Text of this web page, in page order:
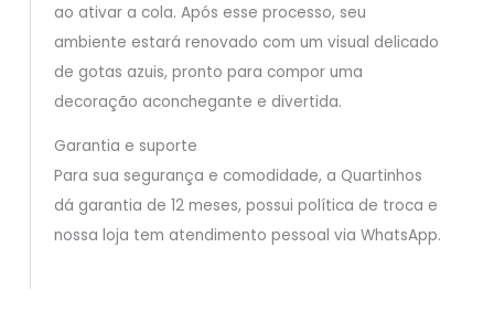
ao ativar a cola. Após esse processo, seu
ambiente estará renovado com um visual delicado
de gotas azuis, pronto para compor uma
decoração aconchegante e divertida.
Garantia e suporte
Para sua segurança e comodidade, a Quartinhos
dá garantia de 12 meses, possui política de troca e
nossa loja tem atendimento pessoal via WhatsApp.